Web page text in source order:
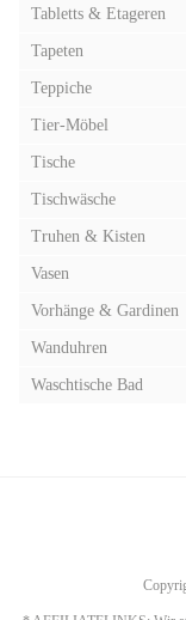
Tabletts & Etageren
Tapeten
Teppiche
Tier-Möbel
Tische
Tischwäsche
Truhen & Kisten
Vasen
Vorhänge & Gardinen
Wanduhren
Waschtische Bad